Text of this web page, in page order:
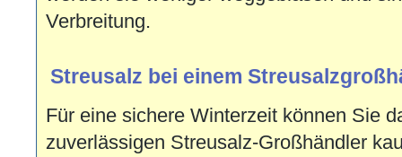
Verbreitung.
Streusalz bei einem
Für eine sichere Winterzeit können Sie
zuverlässigen Streusalz-Großhändler